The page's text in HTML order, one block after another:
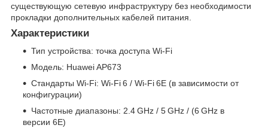
существующую сетевую инфраструктуру без необходимости
прокладки дополнительных кабелей питания.
Характеристики
Тип устройства: точка доступа Wi‑Fi
Модель: Huawei AP673
Стандарты Wi‑Fi: Wi‑Fi 6 / Wi‑Fi 6E (в зависимости от
конфигурации)
Частотные диапазоны: 2.4 GHz / 5 GHz / (6 GHz в
версии 6E)